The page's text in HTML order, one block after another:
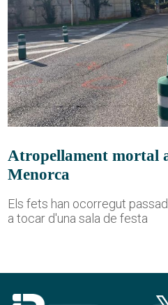
Atropellament mortal
Menorca
Els fets han ocorregut
a tocar d'una sala de festa